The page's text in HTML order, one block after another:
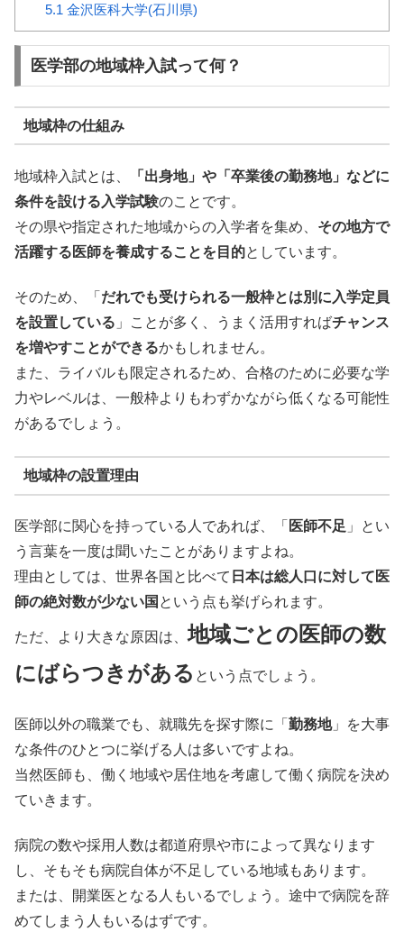
5.1 金沢医科大学(石川県)
医学部の地域枠入試って何？
地域枠の仕組み
地域枠入試とは、
「出身地」や「卒業後の勤務地」などに
条件を設ける入学試験のことです。
その県や指定された地域からの入学者を集め、 その地方で
活躍する医師を養成することを目的としています。
そのため、「 だれでも受けられる一般枠とは別に入学定員
を設置している 」ことが多く、うまく活用すればチャンス
を増やすことができるかもしれません。
また、ライバルも限定されるため、合格のために必要な学
力やレベルは、一般枠よりもわずかながら低くなる可能性
があるでしょう。
地域枠の設置理由
医学部に関心を持っている人であれば、「 医師不足 」とい
う言葉を一度は聞いたことがありますよね。
理由としては、世界各国と比べて 日本は総人口に対して医
師の絶対数が少ない国 という点も挙げられます。
ただ、より大きな原因は、地域ごとの医師の数
にばらつきがある という点でしょう。
医師以外の職業でも、就職先を探す際に「 勤務地」を大事
な条件のひとつに挙げる人は多いですよね。
当然医師も、働く地域や居住地を考慮して働く病院を決め
ていきます。
病院の数や採用人数は都道府県や市によって異なります
し、そもそも病院自体が不足している地域もあります。
または、開業医となる人もいるでしょう。途中で病院を辞
めてしまう人もいるはずです。